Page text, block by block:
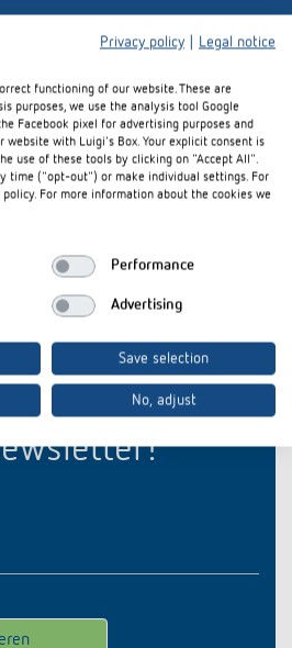
und
up-to-date mit
Privacy policy
Legal notice
functioning of our website. These are
purposes, we use the analysis tool Google
Facebook pixel for advertising purposes and
website with Luigi's Box. Your explicit consent is
use of these tools by clicking on "Accept All".
time ("opt-out") or make individual settings. For
For more information about the cookies we
Performance
Advertising
Save selection
No, adjust